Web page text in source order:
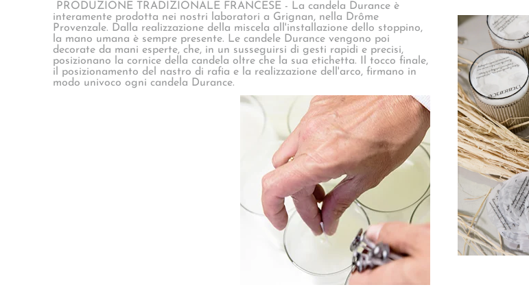
PRODUZIONE TRADIZIONALE FRANCESE - La candela Durance è
interamente prodotta nei nostri laboratori a Grignan, nella Drôme
Provenzale. Dalla realizzazione della miscela all'installazione dello stoppino,
la mano umana è sempre presente. Le candele Durance vengono poi
decorate da mani esperte, che, in un susseguirsi di gesti rapidi e precisi,
posizionano la cornice della candela oltre che la sua etichetta. Il tocco finale,
il posizionamento del nastro di rafia e la realizzazione dell'arco, firmano in
modo univoco ogni candela Durance.